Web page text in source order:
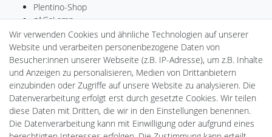
Plentino-Shop
gAGaLamp
Drohnenstore24
MeinUSB
Batteriespeicher
PlentiSolar
Gebrauchtlicht
Ledkauf
DEYESOLAR
Lightech Connect
CardanLight Europe
Wir verwenden Cookies und ähnliche Technologien auf unserer
Website und verarbeiten personenbezogene Daten von
Besucher:innen unserer Webseite (z.B. IP-Adresse), um z.B. Inhalte
und Anzeigen zu personalisieren, Medien von Drittanbietern
einzubinden oder Zugriffe auf unsere Website zu analysieren. Die
Datenverarbeitung erfolgt erst durch gesetzte Cookies. Wir teilen
diese Daten mit Dritten, die wir in den Einstellungen benennen.
Die Datenverarbeitung kann mit Einwilligung oder aufgrund eines